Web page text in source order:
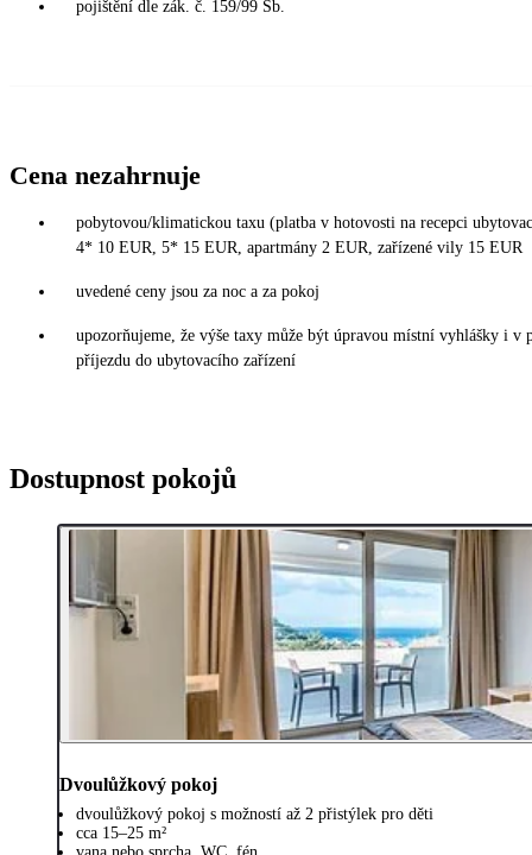
pojištění dle zák. č. 159/99 Sb.
Cena nezahrnuje
pobytovou/klimatickou taxu (platba v hotovosti na recepci
4* 10 EUR, 5* 15 EUR, apartmány 2 EUR, zařízené vily 15 EUR
uvedené ceny jsou za noc a za pokoj
upozorňujeme, že výše taxy může být úpravou místní vyhlášky i
příjezdu do ubytovacího zařízení
Dostupnost pokojů
Dvoulůžkový pokoj
dvoulůžkový pokoj s možností až 2 přistýlek pro děti
cca 15–25 m²